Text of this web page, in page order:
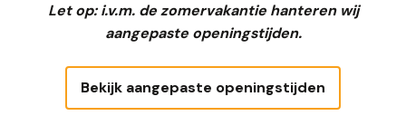
Let op: i.v.m. de zomervakantie hanteren wij
aangepaste openingstijden.
Bekijk aangepaste openingstijden